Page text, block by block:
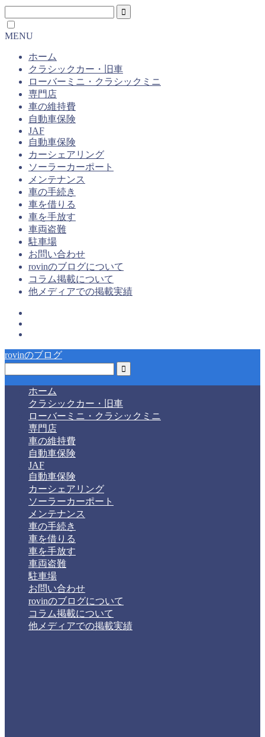
MENU
ホーム
クラシックカー・旧車
ローバーミニ・クラシックミニ
専門店
車の維持費
自動車保険
JAF
自動車保険
カーシェアリング
ソーラーカーポート
メンテナンス
車の手続き
車を借りる
車を手放す
車両盗難
駐車場
お問い合わせ
rovinのブログについて
コラム掲載について
他メディアでの掲載実績
rovinのブログ
ホーム
クラシックカー・旧車
ローバーミニ・クラシックミニ
専門店
車の維持費
自動車保険
JAF
自動車保険
カーシェアリング
ソーラーカーポート
メンテナンス
車の手続き
車を借りる
車を手放す
車両盗難
駐車場
お問い合わせ
rovinのブログについて
コラム掲載について
他メディアでの掲載実績